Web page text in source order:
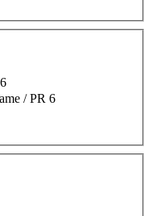
6
/ PR 6